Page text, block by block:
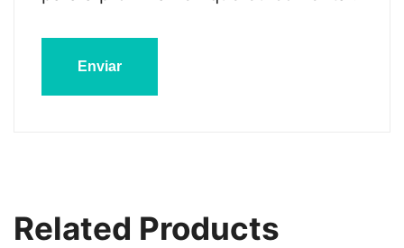
Related Products